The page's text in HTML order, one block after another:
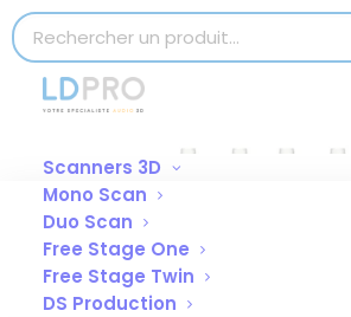
Search for:
Scanners 3D
Mono Scan
Duo Scan
Free Stage One
Free Stage Twin
DS Production
modal-